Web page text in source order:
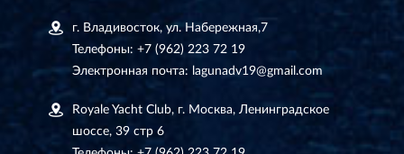
г. Владивосток, ул. Набережная,7
Телефоны: +7 (962) 223 72 19
Электронная почта: lagunadv19@gmail.com
Royale Yacht Club, г. Москва, Ленинградское
шоссе, 39 стр 6